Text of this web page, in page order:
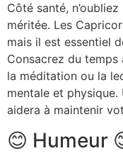
Côté santé,
méritée. Les
mais il est essentiel
Consacrez du
la méditation ou la
mentale et
aidera à maintenir
😊 Humeur